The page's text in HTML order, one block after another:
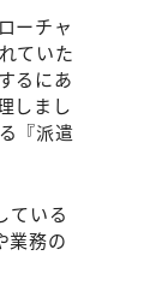
ーチャ
ていた
るにあ
しまし
『派遣
ている
業務の